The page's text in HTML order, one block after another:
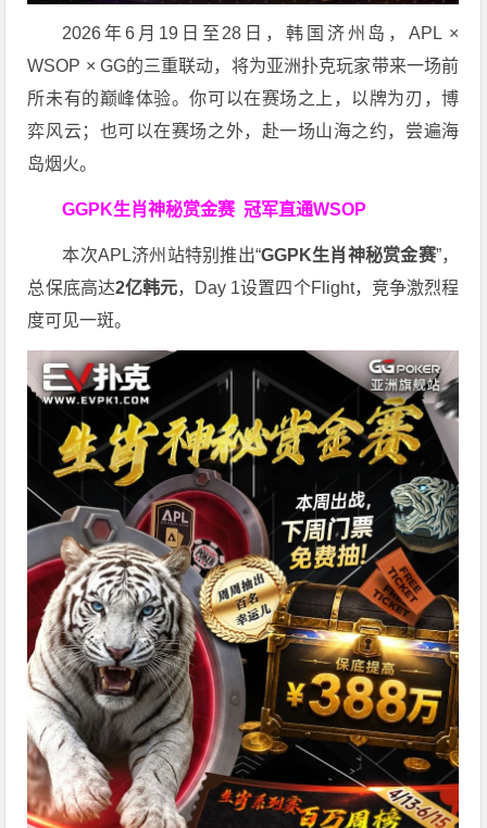
2026年6月19日至28日，韩国济州岛，APL ×
WSOP × GG的三重联动，将为亚洲扑克玩家带来一场前
所未有的巅峰体验。你可以在赛场之上，以牌为刃，博
弈风云；也可以在赛场之外，赴一场山海之约，尝遍海
岛烟火。
GGPK生肖神秘赏金赛冠军直通WSOP
本次APL济州站特别推出“GGPK生肖神秘赏金赛”，
总保底高达2亿韩元，Day 1设置四个Flight，竞争激烈程
度可见一斑。